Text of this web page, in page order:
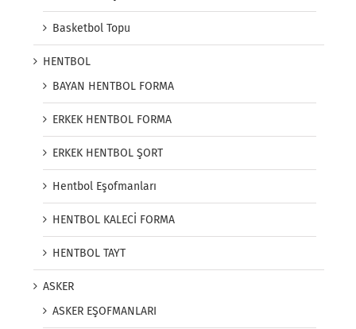
Basketbol Topu
HENTBOL
BAYAN HENTBOL FORMA
ERKEK HENTBOL FORMA
ERKEK HENTBOL ŞORT
Hentbol Eşofmanları
HENTBOL KALECİ FORMA
HENTBOL TAYT
ASKER
ASKER EŞOFMANLARI